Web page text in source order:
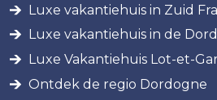
Luxe vakantiehuis in Zuid
Luxe vakantiehuis in de
Luxe Vakantiehuis Lot-et-
Ontdek de regio Dordogne